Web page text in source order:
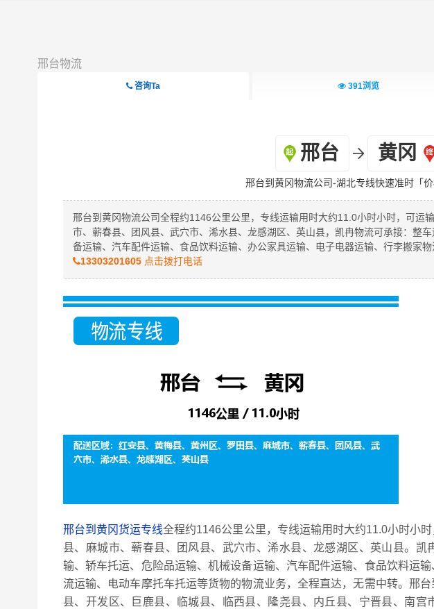
邢台物流
咨询Ta 391浏览
邢台 黄冈
邢台到黄冈物流公司-湖北专线快速准时「价
邢台到黄冈物流公司全程约1146公里公里，专线运输用时大约11.0小时小时，可运
市、蕲春县、团风县、武穴市、浠水县、龙感湖区、英山县，凯冉物流可承接：整
备运输、汽车配件运输、食品饮料运输、办公家具运输、电子电器运输、行李搬家
13303201605点击拨打电话
邢台到黄冈货运专线全程约1146公里公里，专线运输用时大约11.0小时小
县、麻城市、蕲春县、团风县、武穴市、浠水县、龙感湖区、英山县。
输、轿车托运、危险品运输、机械设备运输、汽车配件运输、食品饮料运
流运输、电动车摩托车托运等货物的物流业务，全程直达，无需中转。邢
县、开发区、巨鹿县、临城县、临西县、隆尧县、内丘县、宁晋县、南